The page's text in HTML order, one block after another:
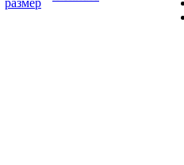
размер